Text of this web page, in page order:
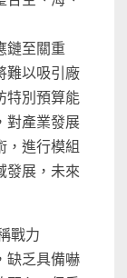
鏈至關重
難以吸引廠
特別預算能
對產業發展
，進行模組
發展，未來
戰力
缺乏具備嚇